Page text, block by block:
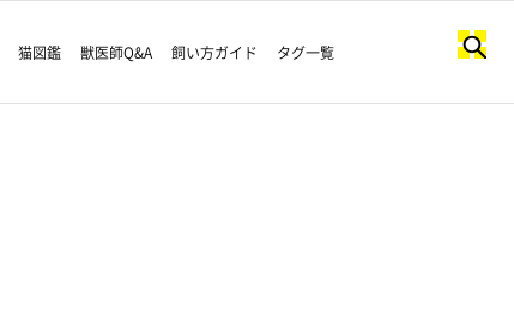
猫図鑑 獣医師Q&A 飼い方ガイド タグ一覧